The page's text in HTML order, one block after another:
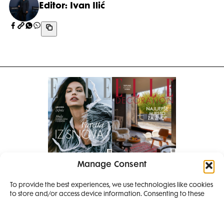
Manage Consent
To provide the best experiences, we use technologies like cookies
to store and/or access device information. Consenting to these
Editor: Ivan Ilić
Pretplati se na časopis
PRETPLATITE SE